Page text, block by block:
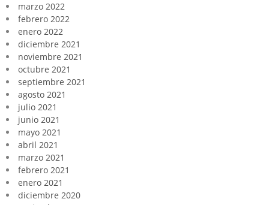
marzo 2022
febrero 2022
enero 2022
diciembre 2021
noviembre 2021
octubre 2021
septiembre 2021
agosto 2021
julio 2021
junio 2021
mayo 2021
abril 2021
marzo 2021
febrero 2021
enero 2021
diciembre 2020